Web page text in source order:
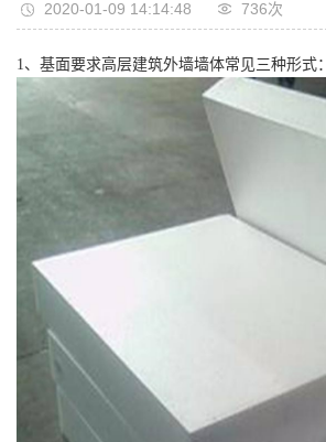
2020-01-09 14:14:48 736次
1、基面要求高层建筑外墙墙体常见三种形式：